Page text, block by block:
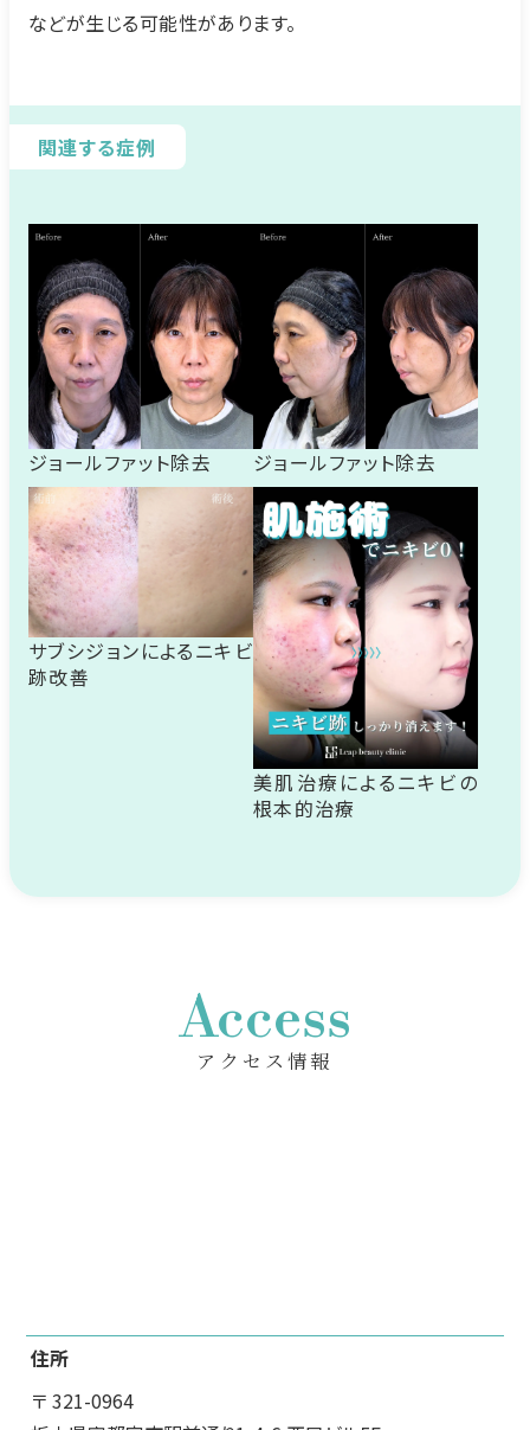
などが生じる可能性があります。
関連する症例
ジョールファット除去 ジョールファット除去
サブシジョンによるニキビ
跡改善
美肌治療によるニキビの
根本的治療
Access
アクセス情報
住所
〒 321-0964